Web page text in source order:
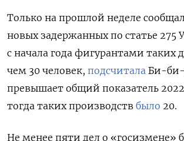
Только на прошлой неделе
новых задержанных по статье 275
с начала года фигурантами таких
чем 30 человек, подсчитала Би-би-
превышает общий показатель
тогда таких производств было 20.
Не менее пяти дел о «госизмене»